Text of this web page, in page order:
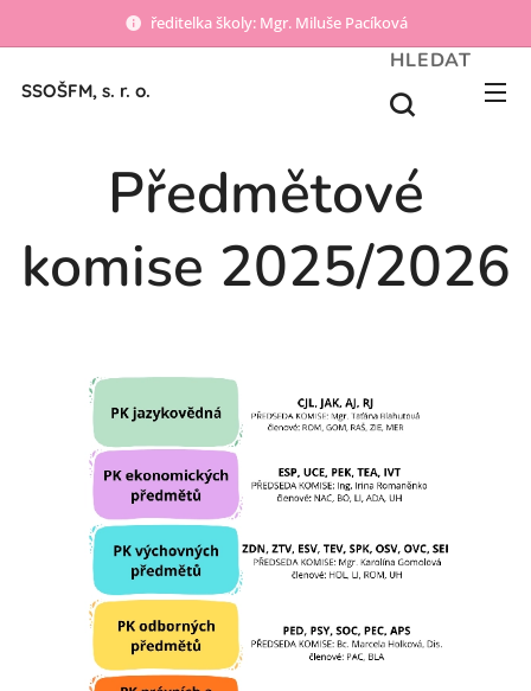
ředitelka školy: Mgr. Miluše Pacíková
SSOŠFM, s. r. o.
HLEDAT
Předmětové
komise 2025/2026